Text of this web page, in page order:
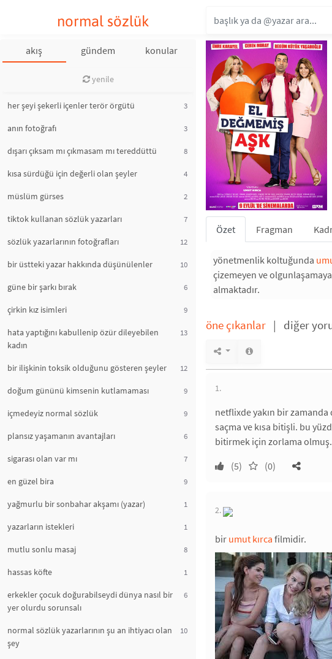
normal sözlük
akış gündem konular
yenile
her şeyi şekerli içenler terör örgütü 3
anın fotoğrafı 3
dışarı çıksam mı çıkmasam mı tereddüttü 8
kısa sürdüğü için değerli olan şeyler 4
müslüm gürses 2
tiktok kullanan sözlük yazarları 7
sözlük yazarlarının fotoğrafları 12
bir üstteki yazar hakkında düşünülenler 10
güne bir şarkı bırak 6
çirkin kız isimleri 9
hata yaptığını kabullenip özür dileyebilen
kadın
13
bir ilişkinin toksik olduğunu gösteren şeyler 12
doğum gününü kimsenin kutlamaması 9
içmedeyiz normal sözlük 9
plansız yaşamanın avantajları 6
sigarası olan var mı 7
en güzel bira 9
yağmurlu bir sonbahar akşamı (yazar) 1
yazarların istekleri 1
mutlu sonlu masaj 8
hassas köfte 1
erkekler çocuk doğurabilseydi dünya nasıl bir
yer olurdu sorunsalı
6
normal sözlük yazarlarının şu an ihtiyacı olan
şey
10
Özet Fragman
yönetmenlik koltuğunda
çizemeyen ve
almaktadır.
öne çıkanlar | diğer
1.
netflixde yakın bir
saçma ve kısa bitişli. bu
bitirmek için zorlama olmuş.
(5)
(0)
2.
bir umut kırca filmidir.